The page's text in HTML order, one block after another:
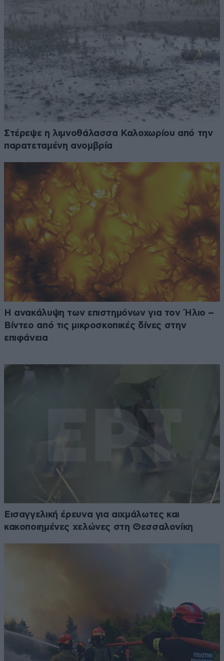
Στέρεψε η λιμνοθάλασσα Καλοχωρίου από την
παρατεταμένη ανομβρία
Η ανακάλυψη των επιστημόνων για τον Ήλιο –
Βίντεο από τις μικροσκοπικές δίνες στην
επιφάνεια
Εισαγγελική έρευνα για αιχμάλωτες και
κακοποιημένες χελώνες στη Θεσσαλονίκη